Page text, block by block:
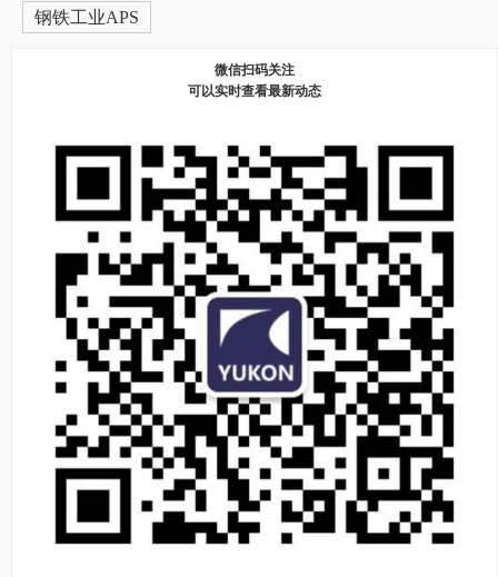
钢铁工业APS
微信扫码关注
可以实时查看最新动态